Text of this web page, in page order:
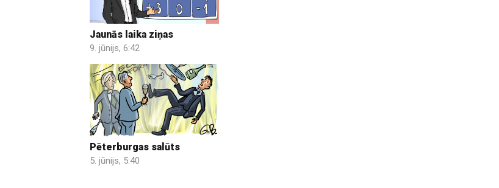
Jaunās laika ziņas
9. jūnijs, 6:42
Pēterburgas salūts
5. jūnijs, 5:40